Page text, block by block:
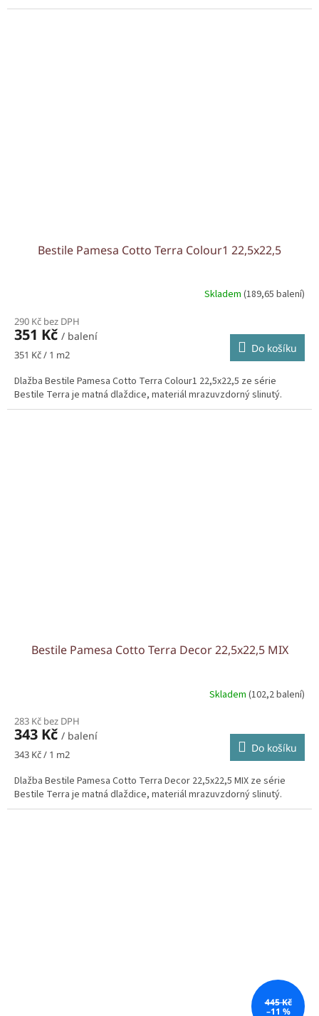
Bestile Pamesa Cotto Terra Colour1 22,5x22,5
Skladem (189,65 balení)
290 Kč bez DPH
351 Kč / balení
Měrná
351 Kč / 1 m2 Do košíku
Dlažba Bestile Pamesa Cotto Terra Colour1 22,5x22,5 ze série
Bestile Terra je matná dlaždice, materiál mrazuvzdorný slinutý.
Bestile Pamesa Cotto Terra Decor 22,5x22,5 MIX
Skladem (102,2 balení)
283 Kč bez DPH
343 Kč / balení
Měrná
343 Kč / 1 m2 Do košíku
Dlažba Bestile Pamesa Cotto Terra Decor 22,5x22,5 MIX ze série
Bestile Terra je matná dlaždice, materiál mrazuvzdorný slinutý.
445 Kč
–11 %